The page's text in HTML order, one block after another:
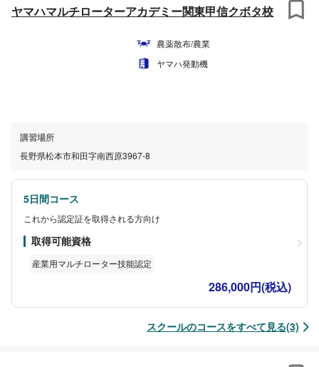
ヤマハマルチローターアカデミー関東甲信クボタ校
農薬散布/農業
ヤマハ発動機
講習場所
長野県松本市和田字南西原3967-8
5日間コース
これから認定証を取得される方向け
取得可能資格
産業用マルチローター技能認定
286,000円(税込)
スクールのコースをすべて見る(3)